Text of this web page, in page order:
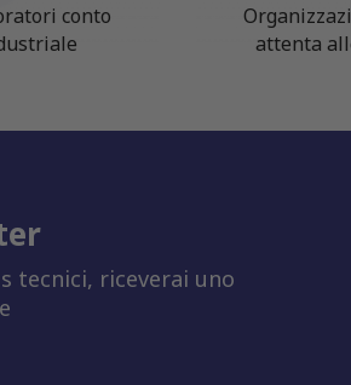
conto
attenta
tecnici, riceverai uno